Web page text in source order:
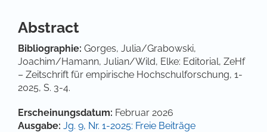
Abstract
Bibliographie: Gorges, Julia/Grabowski,
Joachim/Hamann, Julian/Wild, Elke: Editorial, ZeHf
– Zeitschrift für empirische Hochschulforschung, 1-
2025, S. 3-4.
Artikel-Details
Erscheinungsdatum: Februar 2026
Ausgabe: Jg. 9, Nr. 1-2025: Freie Beiträge